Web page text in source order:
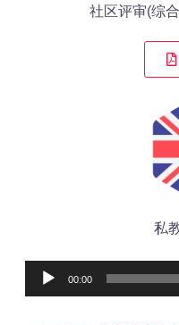
社区评审(综
私
Audio
Player
00:00